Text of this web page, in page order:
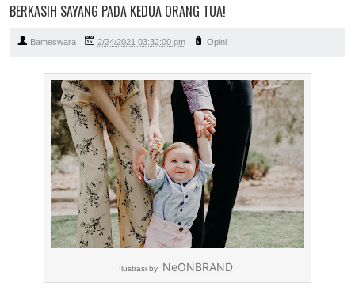
BERKASIH SAYANG PADA KEDUA ORANG TUA!
Bameswara 2/24/2021 03:32:00 pm Opini
Ilustrasi by NeONBRAND